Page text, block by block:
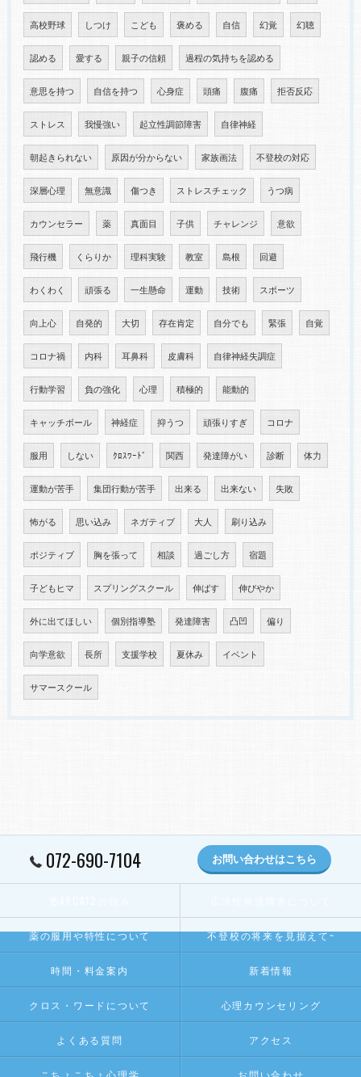
高校野球 しつけ こども 褒める 自信 幻覚 幻聴
認める 愛する 親子の信頼 過程の気持ちを認める
意思を持つ 自信を持つ 心身症 頭痛 腹痛 拒否反応
ストレス 我慢強い 起立性調節障害 自律神経
朝起きられない 原因が分からない 家族画法 不登校の対応
深層心理 無意識 傷つき ストレスチェック うつ病
カウンセラー 薬 真面目 子供 チャレンジ 意欲
飛行機 くらりか 理科実験 教室 島根 回避
わくわく 頑張る 一生懸命 運動 技術 スポーツ
向上心 自発的 大切 存在肯定 自分でも 緊張 自覚
コロナ禍 内科 耳鼻科 皮膚科 自律神経失調症
行動学習 負の強化 心理 積極的 能動的
キャッチボール 神経症 抑うつ 頑張りすぎ コロナ
服用 しない ｸﾛｽﾜｰﾄﾞ 関西 発達障がい 診断 体力
運動が苦手 集団行動が苦手 出来る 出来ない 失敗
怖がる 思い込み ネガティブ 大人 刷り込み
ポジティブ 胸を張って 相談 過ごし方 宿題
子どもヒマ スプリングスクール 伸ばす 伸びやか
外に出てほしい 個別指導塾 発達障害 凸凹 偏り
向学意欲 長所 支援学校 夏休み イベント
サマースクール
072-690-7104 お問い合わせはこちら
薬の服用や特性について 不登校の将来を見据えて~
時間・料金案内 新着情報
クロス・ワードについて 心理カウンセリング
よくある質問 アクセス
こちょこちょ心理学 お問い合わせ